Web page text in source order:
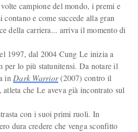
campione del mondo, i premi e
e come succede alla gran
della carriera... arriva il momento di
1997, dal 2004 Cung Le inizia a
lo più statunitensi. Da notare il
in Dark Warrior(2007) contro il
, atleta che Le aveva già incontrato sul
con i suoi primi ruoli. In
dura credere che venga sconfitto